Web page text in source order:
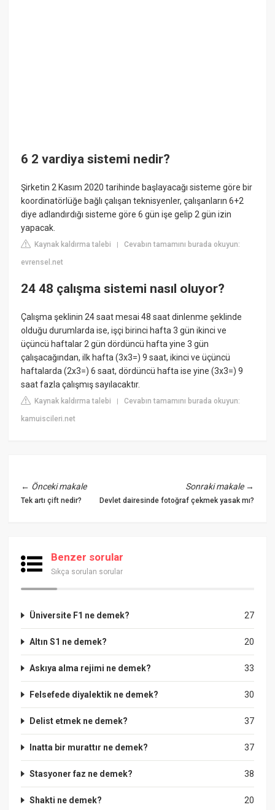
6 2 vardiya sistemi nedir?
Şirketin 2 Kasım 2020 tarihinde başlayacağı sisteme göre bir
koordinatörlüğe bağlı çalışan teknisyenler, çalışanların 6+2
diye adlandırdığı sisteme göre 6 gün işe gelip 2 gün izin
yapacak.
Kaynak kaldırma talebi |Cevabın tamamını burada okuyun:
evrensel.net
24 48 çalışma sistemi nasıl oluyor?
Çalışma şeklinin 24 saat mesai 48 saat dinlenme şeklinde
olduğu durumlarda ise, işçi birinci hafta 3 gün ikinci ve
üçüncü haftalar 2 gün dördüncü hafta yine 3 gün
çalışacağından, ilk hafta (3x3=) 9 saat, ikinci ve üçüncü
haftalarda (2x3=) 6 saat, dördüncü hafta ise yine (3x3=) 9
saat fazla çalışmış sayılacaktır.
Kaynak kaldırma talebi |Cevabın tamamını burada okuyun:
kamuiscileri.net
← Önceki makale
Tek artı çift nedir?
Sonraki makale→
Devlet dairesinde fotoğraf çekmek yasak mı?
Benzer sorular
Sıkça sorulan sorular
27
Üniversite F1 ne demek?
20
Altın S1 ne demek?
33
Askıya alma rejimi ne demek?
30
Felsefede diyalektik ne demek?
37
Delist etmek ne demek?
37
Inatta bir murattır ne demek?
38
Stasyoner faz ne demek?
20
Shakti ne demek?